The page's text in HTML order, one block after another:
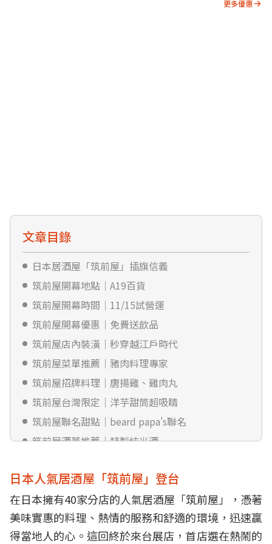
更多優惠
文章目錄
日本居酒屋「筑前屋」插旗信義
筑前屋開幕地點｜A19百貨
筑前屋開幕時間｜11/15試營運
筑前屋開幕優惠｜免費送飲品
筑前屋店內裝潢｜秒穿越江戶時代
筑前屋菜單推薦｜豬肉料理專家
筑前屋招牌料理｜唐揚雞、雞肉丸
筑前屋台灣限定｜洋芋甜筒超吸睛
筑前屋聯名甜點｜beard papa's聯名
筑前屋酒單推薦｜特製純米酒
日本人氣居酒屋「筑前屋」登台
在日本擁有40家分店的人氣居酒屋「筑前屋」，憑著
美味實惠的料理、熱情的服務和舒適的環境，迅速贏
得當地人的心。這回終於來台展店，首店選在熱鬧的